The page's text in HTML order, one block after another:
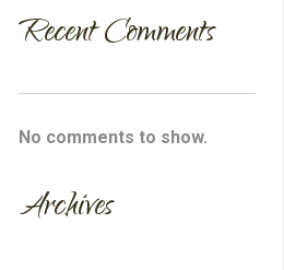
Recent Comments
No comments to show.
Archives